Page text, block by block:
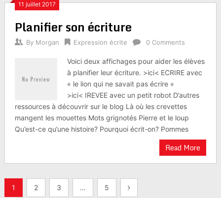
11 juillet 2017
Planifier son écriture
By Morgan Expression écrite 0 Comments
Voici deux affichages pour aider les élèves
à planifier leur écriture. >ici< ECRIRE avec
« le lion qui ne savait pas écrire »
>ici< IREVEE avec un petit robot D’autres
ressources à découvrir sur le blog Là où les crevettes
mangent les mouettes Mots grignotés Pierre et le loup
Qu’est-ce qu’une histoire? Pourquoi écrit-on? Pommes
Read More
Navigation
1 2 3 … 5